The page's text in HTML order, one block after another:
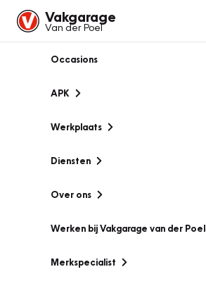
Vakgarage
Van der Poel
Occasions
APK
Werkplaats
Diensten
Over ons
Werken bij Vakgarage van der Poel
Merkspecialist